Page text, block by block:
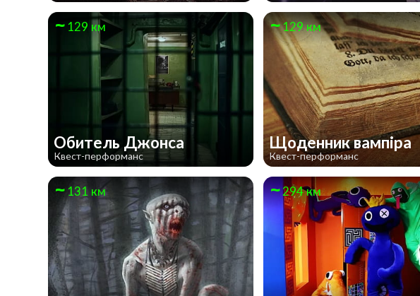
129 км
Обитель Джонса
Квест-перформанс
129 км
Щоденник вампіра
Квест-перформанс
131 км 294 км